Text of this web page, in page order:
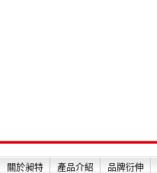
關於昶特 產品介紹 品牌衍伸